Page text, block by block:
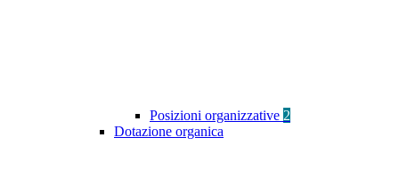
Posizioni organizzative 2
Dotazione organica